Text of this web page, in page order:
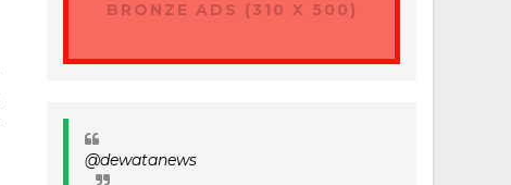
BRONZE ADS (310 X 500)
@dewatanews